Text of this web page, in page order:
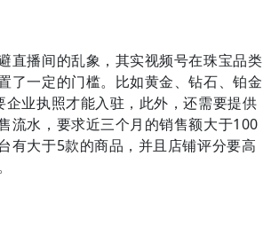
直播间的乱象，其实视频号在珠宝品类
了一定的门槛。比如黄金、钻石、铂金
企业执照才能入驻，此外，还需要提供
流水，要求近三个月的销售额大于100
有大于5款的商品，并且店铺评分要高